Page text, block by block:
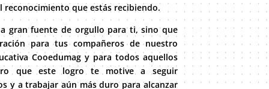
reconocimiento que estás recibiendo.
gran fuente de orgullo para ti, sino que
para tus compañeros de nuestro
Cooedumag y para todos aquellos
que este logro te motive a seguir
y a trabajar aún más duro para alcanzar